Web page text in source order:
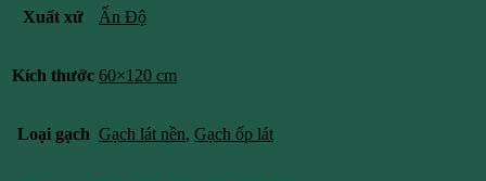
Xuất xứ Ấn Độ
Kích thước 60×120 cm
Loại gạch Gạch lát nền, Gạch ốp lát